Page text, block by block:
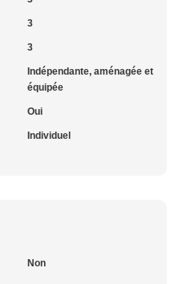
3
3
Indépendante, aménagée et
équipée
Oui
Individuel
Non